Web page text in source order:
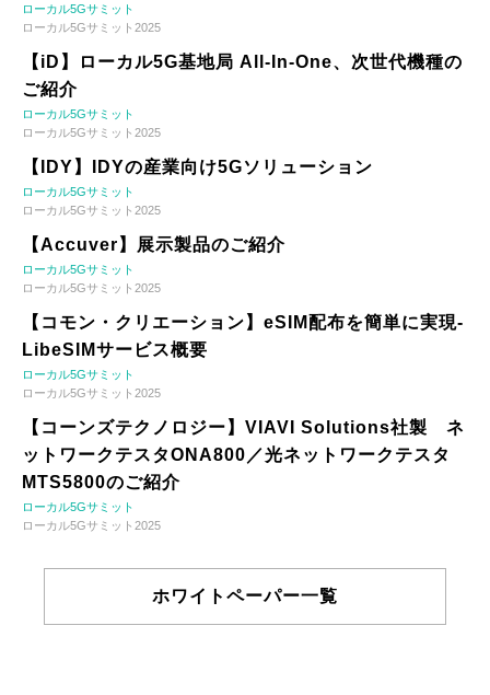
ローカル5Gサミット
ローカル5Gサミット2025
【iD】ローカル5G基地局 All-In-One、次世代機種の
ご紹介
ローカル5Gサミット
ローカル5Gサミット2025
【IDY】IDYの産業向け5Gソリューション
ローカル5Gサミット
ローカル5Gサミット2025
【Accuver】展示製品のご紹介
ローカル5Gサミット
ローカル5Gサミット2025
【コモン・クリエーション】eSIM配布を簡単に実現-
LibeSIMサービス概要
ローカル5Gサミット
ローカル5Gサミット2025
【コーンズテクノロジー】VIAVI Solutions社製 ネ
ットワークテスタONA800／光ネットワークテスタ
MTS5800のご紹介
ローカル5Gサミット
ローカル5Gサミット2025
ホワイトペーパー一覧